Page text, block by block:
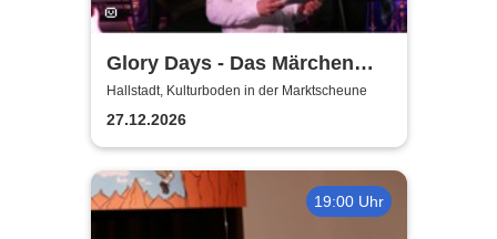
Glory Days - Das Märchen
von Prag
Hallstadt, Kulturboden in der Marktscheune
27.12.2026
19:00 Uhr